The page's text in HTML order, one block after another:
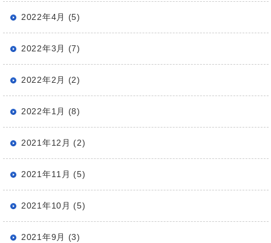
2022年4月 (5)
2022年3月 (7)
2022年2月 (2)
2022年1月 (8)
2021年12月 (2)
2021年11月 (5)
2021年10月 (5)
2021年9月 (3)